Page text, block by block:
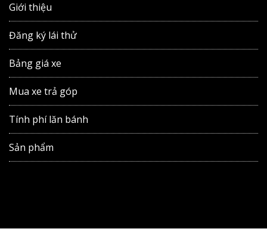
Giới thiệu
Đăng ký lái thử
Bảng giá xe
Mua xe trả góp
Tính phí lăn bánh
Sản phẩm